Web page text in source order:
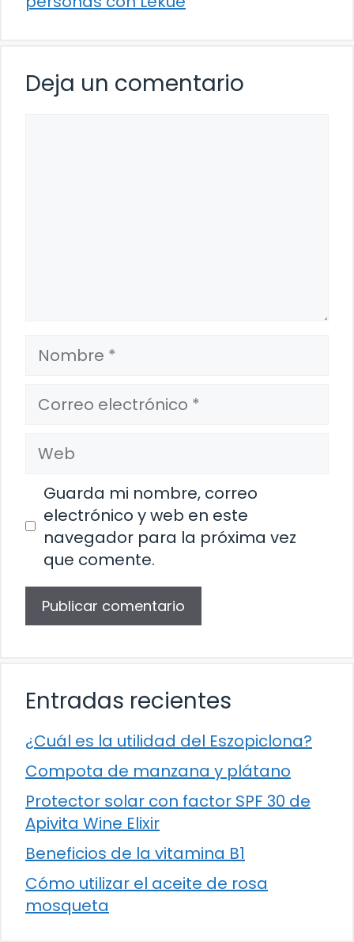
Deja un comentario
Nombre
Correo
electrónico
Web
Guarda mi nombre, correo
electrónico y web en este
navegador para la próxima vez
que comente.
Entradas recientes
¿Cuál es la utilidad del Eszopiclona?
Compota de manzana y plátano
Protector solar con factor SPF 30 de
Apivita Wine Elixir
Beneficios de la vitamina B1
Cómo utilizar el aceite de rosa
mosqueta